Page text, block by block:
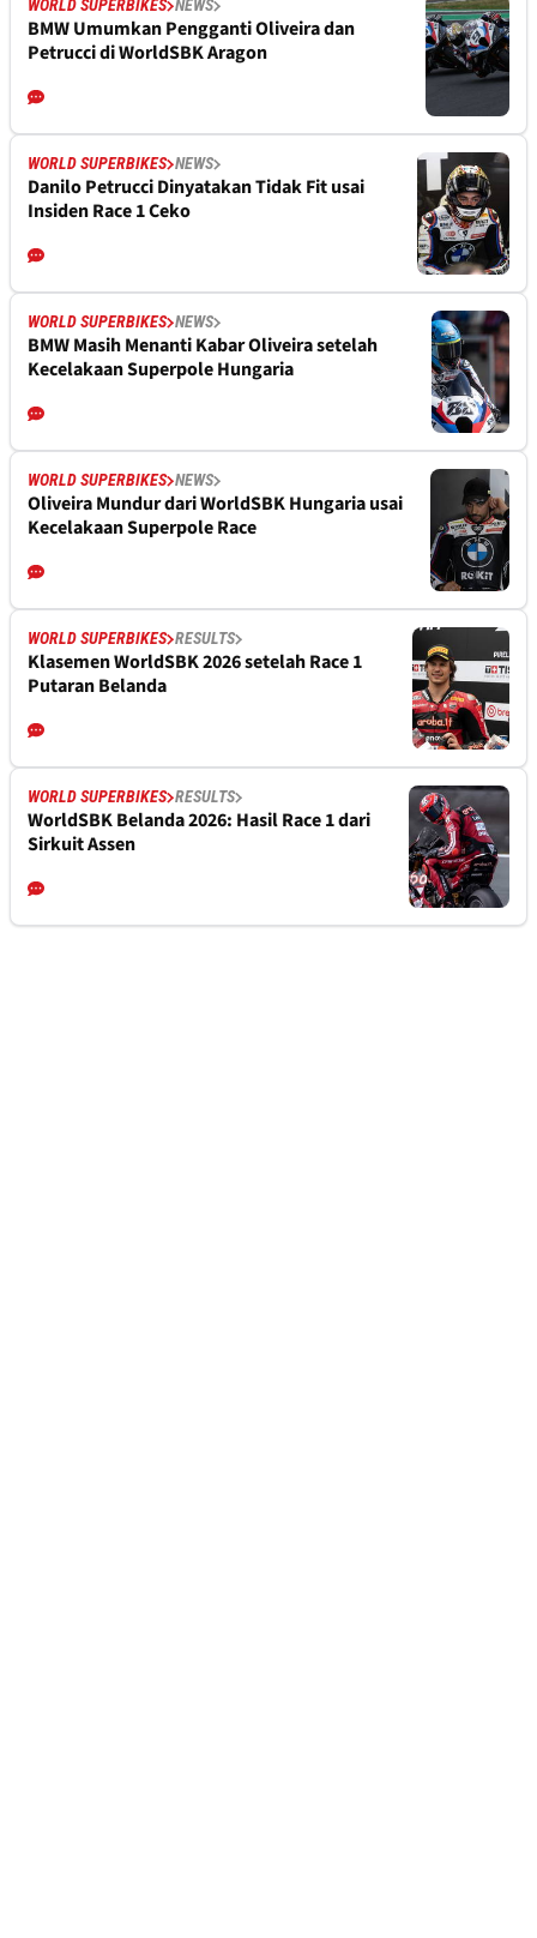
WORLD SUPERBIKES NEWS
BMW Umumkan Pengganti Oliveira dan
Petrucci di WorldSBK Aragon
WORLD SUPERBIKES NEWS
Danilo Petrucci Dinyatakan Tidak Fit usai
Insiden Race 1 Ceko
WORLD SUPERBIKES NEWS
BMW Masih Menanti Kabar Oliveira setelah
Kecelakaan Superpole Hungaria
WORLD SUPERBIKES NEWS
Oliveira Mundur dari WorldSBK Hungaria usai
Kecelakaan Superpole Race
WORLD SUPERBIKES RESULTS
Klasemen WorldSBK 2026 setelah Race 1
Putaran Belanda
WORLD SUPERBIKES RESULTS
WorldSBK Belanda 2026: Hasil Race 1 dari
Sirkuit Assen